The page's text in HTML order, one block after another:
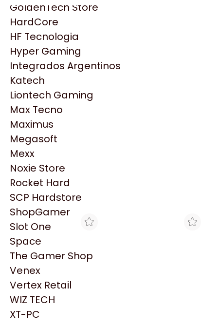
HP
HyperX
INNO3D
Intel
Kingston
Lenovo
Logitech
MSI
NVIDIA GeForce
NZXT
PNY
Palit
Philips
PowerColor
Razer
Redragon
Samsung
Sandisk
Sapphire
Seagate
Sentey
Solarmax
GoldenTech Store
HardCore
HF Tecnologia
Hyper Gaming
Integrados Argentinos
Katech
Liontech Gaming
Max Tecno
Maximus
Megasoft
Mexx
Noxie Store
Rocket Hard
SCP Hardstore
ShopGamer
Slot One
Space
The Gamer Shop
Venex
Vertex Retail
WIZ TECH
XT-PC
Productos
Similares
Explorá más productos similares
CLICK GAMING
WATER COOLER ASUS
ARGB
$244.000